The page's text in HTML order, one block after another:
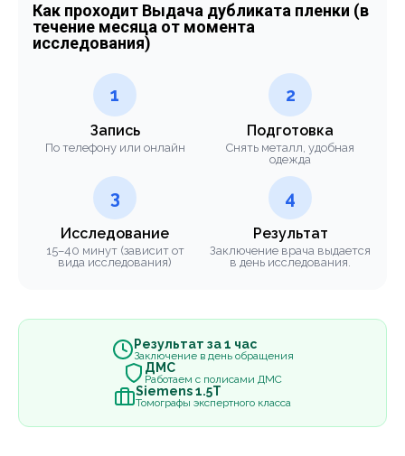
Как проходит Выдача дубликата пленки (в
течение месяца от момента
исследования)
1
Запись
По телефону или онлайн
2
Подготовка
Снять металл, удобная
одежда
3
Исследование
15–40 минут (зависит от
вида исследования)
4
Результат
Заключение врача выдается
в день исследования.
Результат за 1 час
Заключение в день обращения
ДМС
Работаем с полисами ДМС
Siemens 1.5Т
Томографы экспертного класса